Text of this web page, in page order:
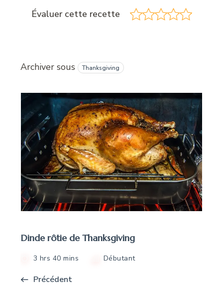
Évaluer cette recette
Archiver sous Thanksgiving
Dinde rôtie de Thanksgiving
3 hrs 40 mins Débutant
Précédent